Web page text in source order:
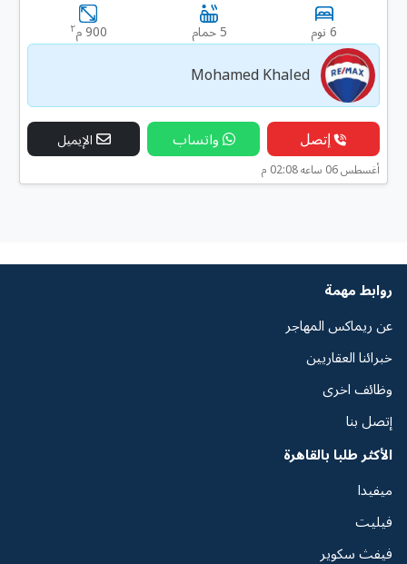
6 نوم 5 حمام 900 م ٢
Mohamed Khaled
إتصل واتساب الإيميل
أغسطس 06 ساعه 02:08 م
روابط مهمة
عن ريماكس المهاجر
خبرائنا العقاريين
وظائف اخرى
إتصل بنا
الأكثر طلبا بالقاهرة
ميفيدا
فيليت
فيفث سكوير